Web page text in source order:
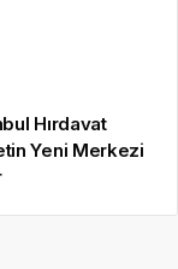
Hırdavat
Yeni Merkezi